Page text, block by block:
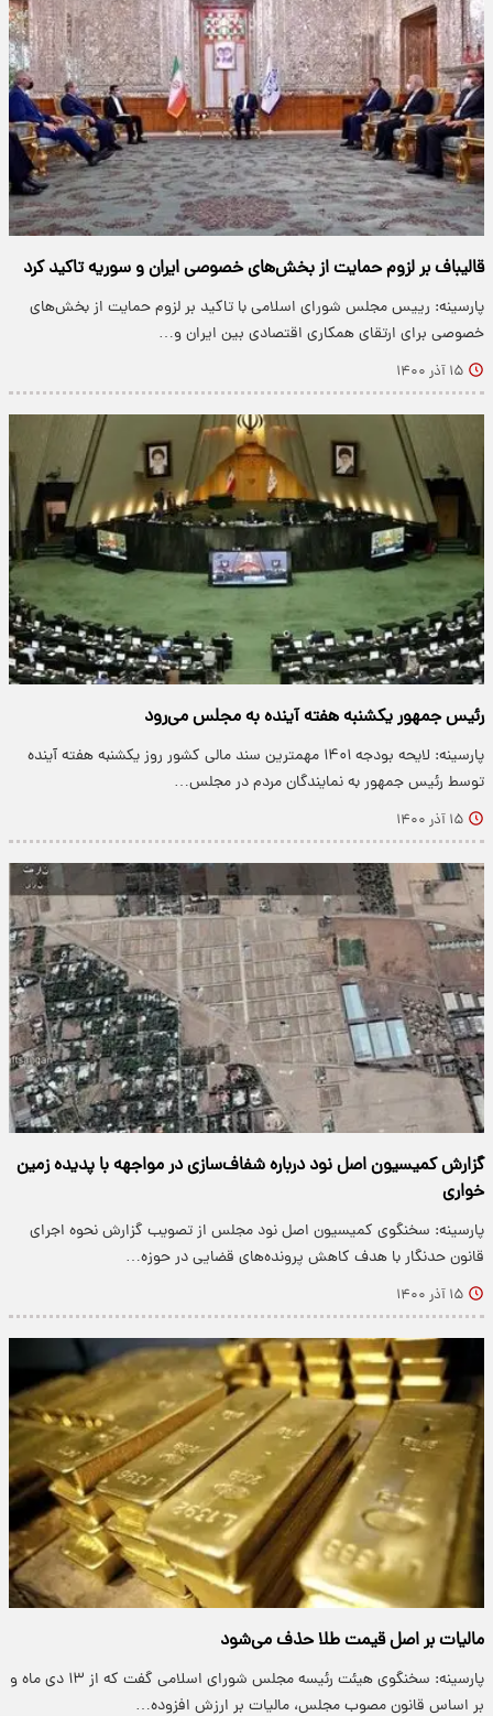
قالیباف بر لزوم حمایت از بخش‌های خصوصی ایران و سوریه تاکید کرد
پارسینه: رییس مجلس شورای اسلامی با تاکید بر لزوم حمایت از بخش‌های
خصوصی برای ارتقای همکاری اقتصادی بین ایران و…
۱۵ آذر ۱۴۰۰
رئیس جمهور یکشنبه هفته آینده به مجلس می‌رود
پارسینه: لایحه بودجه ۱۴۰۱ مهمترین سند مالی کشور روز یکشنبه هفته آینده
توسط رئیس جمهور به نمایندگان مردم در مجلس…
۱۵ آذر ۱۴۰۰
گزارش کمیسیون اصل نود درباره شفاف‌سازی در مواجهه با پدیده زمین
خواری
پارسینه: سخنگوی کمیسیون اصل نود مجلس از تصویب گزارش نحوه اجرای
قانون حدنگار با هدف کاهش پرونده‌های قضایی در حوزه…
۱۵ آذر ۱۴۰۰
مالیات بر اصل قیمت طلا حذف می‌شود
پارسینه: سخنگوی هیئت رئیسه مجلس شورای اسلامی گفت که از ۱۳ دی ماه و
بر اساس قانون مصوب مجلس، مالیات بر ارزش افزوده…